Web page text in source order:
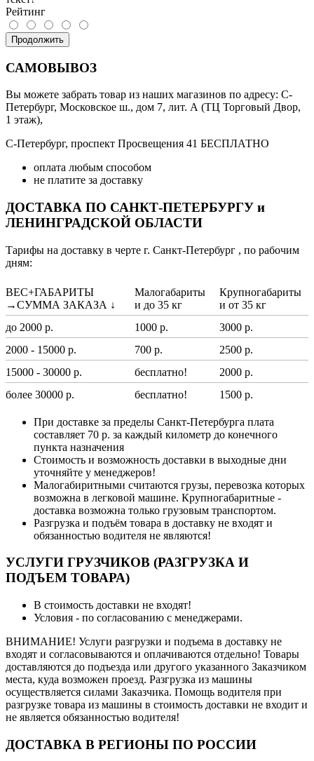
Рейтинг
Продолжить
САМОВЫВОЗ
Вы можете забрать товар из наших магазинов по адресу: С-
Петербург, Московское ш., дом 7, лит. А (ТЦ Торговый Двор,
1 этаж),
С-Петербург, проспект Просвещения 41 БЕСПЛАТНО
оплата любым способом
не платите за доставку
ДОСТАВКА ПО САНКТ-ПЕТЕРБУРГУ и
ЛЕНИНГРАДСКОЙ ОБЛАСТИ
Тарифы на доставку в черте г. Санкт-Петербург , по рабочим
дням:
ВЕС+ГАБАРИТЫ
→СУММА ЗАКАЗА ↓
Малогабариты
и до 35 кг
Крупногабариты
и от 35 кг
до 2000 р.
1000 р.
3000 р.
2000 - 15000 р.
700 р.
2500 р.
15000 - 30000 р.
бесплатно!
2000 р.
более 30000 р.
бесплатно! 1500 р.
При доставке за пределы Санкт-Петербурга плата
составляет 70 р. за каждый километр до конечного
пункта назначения
Стоимость и возможность доставки в выходные дни
уточняйте у менеджеров!
Малогабиритными считаются грузы, перевозка которых
возможна в легковой машине. Крупногабаритные -
доставка возможна только грузовым транспортом.
Разгрузка и подъём товара в доставку не входят и
обязанностью водителя не являются!
УСЛУГИ ГРУЗЧИКОВ (РАЗГРУЗКА И
ПОДЪЕМ ТОВАРА)
В стоимость доставки не входят!
Условия - по согласованию с менеджерами.
ВНИМАНИЕ! Услуги разгрузки и подъема в доставку не
входят и согласовываются и оплачиваются отдельно! Товары
доставляются до подъезда или другого указанного Заказчиком
места, куда возможен проезд. Разгрузка из машины
осуществляется силами Заказчика. Помощь водителя при
разгрузке товара из машины в стоимость доставки не входит и
не является обязанностью водителя!
ДОСТАВКА В РЕГИОНЫ ПО РОССИИ